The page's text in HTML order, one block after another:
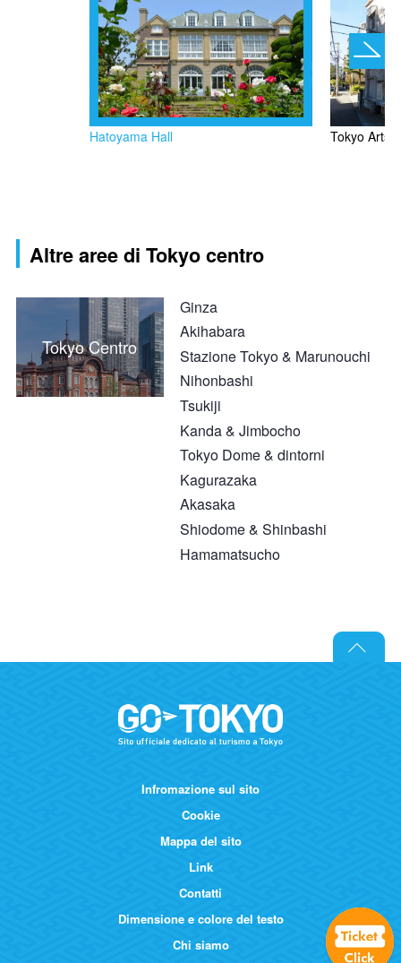
Hatoyama Hall Tokyo Arts
Altre aree di Tokyo centro
Tokyo Centro
Ginza
Akihabara
Stazione Tokyo & Marunouchi
Nihonbashi
Tsukiji
Kanda & Jimbocho
Tokyo Dome & dintorni
Kagurazaka
Akasaka
Shiodome & Shinbashi
Hamamatsucho
Infromazione sul sito
Cookie
Mappa del sito
Link
Contatti
Dimensione e colore del testo
Chi siamo